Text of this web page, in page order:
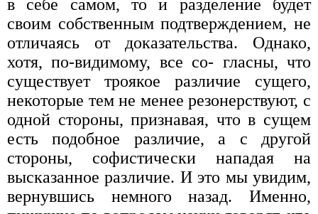
в себе самом, то и разделение будет
своим собственным подтверждением, не
отличаясь от доказательства. Однако,
хотя, по-видимому, все со- гласны, что
существует троякое различие сущего,
некоторые тем не менее резонерствуют, с
одной стороны, признавая, что в сущем
есть подобное различие, а с другой
стороны, софистически нападая на
высказанное различие. И это мы увидим,
вернувшись немного назад. Именно,